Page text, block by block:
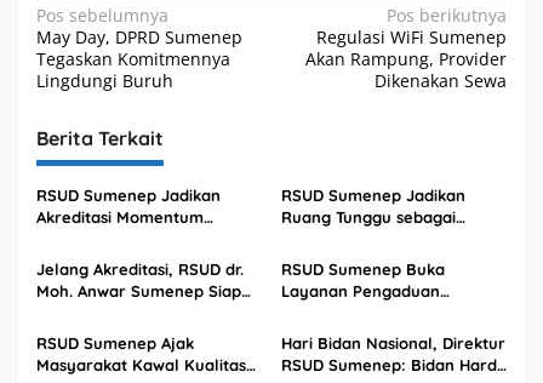
N
a
v
i
g
a
s
i
p
o
s
Pos sebelumnya
May Day, DPRD Sumenep
Tegaskan Komitmennya
Lingdungi Buruh
Pos berikutnya
Regulasi WiFi Sumenep
Akan Rampung, Provider
Dikenakan Sewa
Berita Terkait
RSUD Sumenep Jadikan
Akreditasi Momentum
Layanan
RSUD Sumenep Jadikan
Ruang Tunggu sebagai
Pasien
Jelang Akreditasi, RSUD dr.
Moh. Anwar Sumenep Siap
RSUD Sumenep Buka
Layanan Pengaduan
RSUD Sumenep Ajak
Masyarakat Kawal Kualitas
Hari Bidan Nasional, Direktur
RSUD Sumenep: Bidan Harda